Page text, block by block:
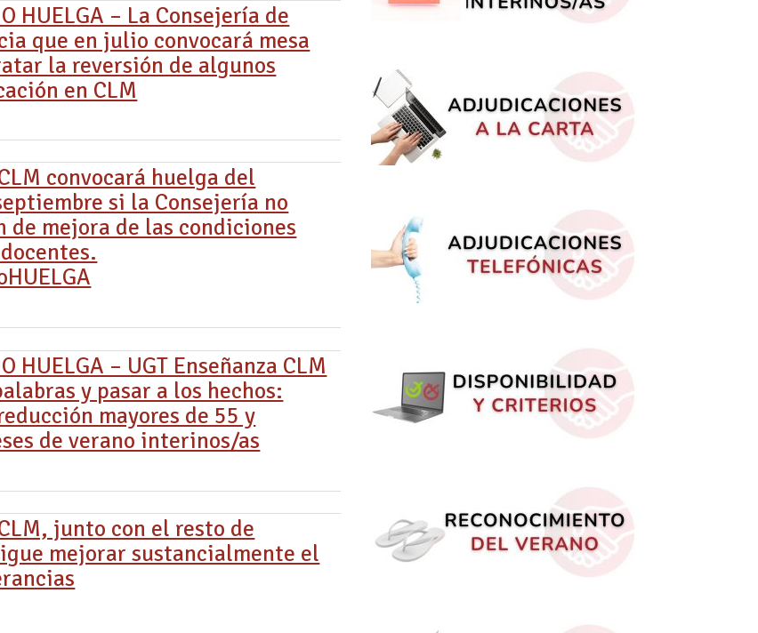
HUELGA – La Consejería de
que en julio convocará mesa
la reversión de algunos
en CLM
convocará huelga del
si la Consejería no
de mejora de las condiciones
HUELGA – UGT Enseñanza CLM
y pasar a los hechos:
mayores de 55 y
de verano interinos/as
junto con el resto de
mejorar sustancialmente el